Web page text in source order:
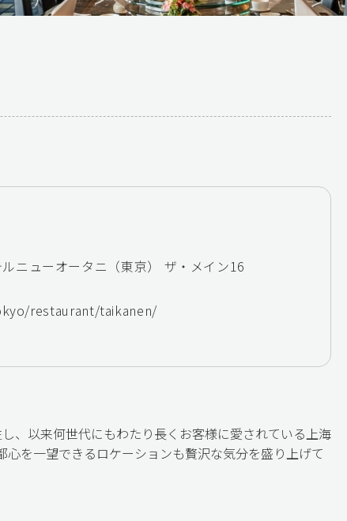
ニューオータニ（東京） ザ・メイン16
restaurant/taikanen/
、以来何世代にもわたり長くお客様に愛されている上海
を一望できるロケーションも贅沢な気分を盛り上げて